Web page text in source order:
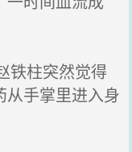
铁柱突然觉得
从手掌里进入身